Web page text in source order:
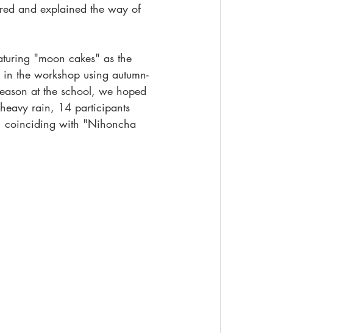
and explained the way of
"moon cakes" as the
the workshop using autumn-
at the school, we hoped
rain, 14 participants
coinciding with "Nihoncha